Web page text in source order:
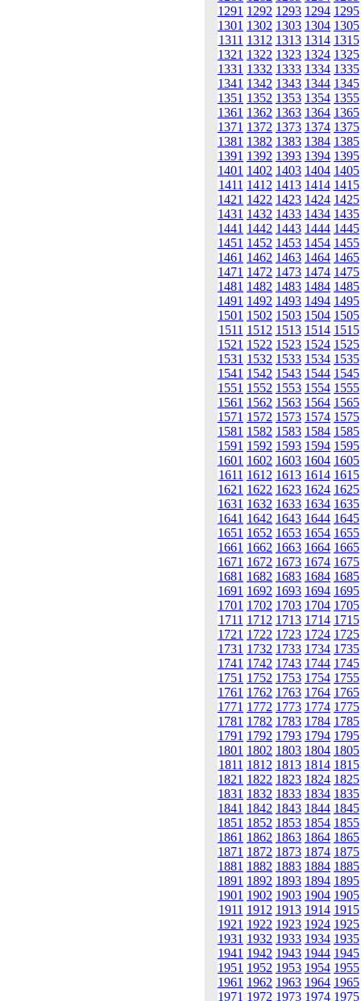
1291 1292 1293 1294 1295
1301 1302 1303 1304 1305
1311 1312 1313 1314 1315
1321 1322 1323 1324 1325
1331 1332 1333 1334 1335
1341 1342 1343 1344 1345
1351 1352 1353 1354 1355
1361 1362 1363 1364 1365
1371 1372 1373 1374 1375
1381 1382 1383 1384 1385
1391 1392 1393 1394 1395
1401 1402 1403 1404 1405
1411 1412 1413 1414 1415
1421 1422 1423 1424 1425
1431 1432 1433 1434 1435
1441 1442 1443 1444 1445
1451 1452 1453 1454 1455
1461 1462 1463 1464 1465
1471 1472 1473 1474 1475
1481 1482 1483 1484 1485
1491 1492 1493 1494 1495
1501 1502 1503 1504 1505
1511 1512 1513 1514 1515
1521 1522 1523 1524 1525
1531 1532 1533 1534 1535
1541 1542 1543 1544 1545
1551 1552 1553 1554 1555
1561 1562 1563 1564 1565
1571 1572 1573 1574 1575
1581 1582 1583 1584 1585
1591 1592 1593 1594 1595
1601 1602 1603 1604 1605
1611 1612 1613 1614 1615
1621 1622 1623 1624 1625
1631 1632 1633 1634 1635
1641 1642 1643 1644 1645
1651 1652 1653 1654 1655
1661 1662 1663 1664 1665
1671 1672 1673 1674 1675
1681 1682 1683 1684 1685
1691 1692 1693 1694 1695
1701 1702 1703 1704 1705
1711 1712 1713 1714 1715
1721 1722 1723 1724 1725
1731 1732 1733 1734 1735
1741 1742 1743 1744 1745
1751 1752 1753 1754 1755
1761 1762 1763 1764 1765
1771 1772 1773 1774 1775
1781 1782 1783 1784 1785
1791 1792 1793 1794 1795
1801 1802 1803 1804 1805
1811 1812 1813 1814 1815
1821 1822 1823 1824 1825
1831 1832 1833 1834 1835
1841 1842 1843 1844 1845
1851 1852 1853 1854 1855
1861 1862 1863 1864 1865
1871 1872 1873 1874 1875
1881 1882 1883 1884 1885
1891 1892 1893 1894 1895
1901 1902 1903 1904 1905
1911 1912 1913 1914 1915
1921 1922 1923 1924 1925
1931 1932 1933 1934 1935
1941 1942 1943 1944 1945
1951 1952 1953 1954 1955
1961 1962 1963 1964 1965
1971 1972 1973 1974 1975